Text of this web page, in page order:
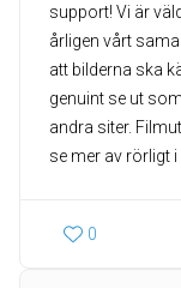
support! Vi är
årligen vårt
att bilderna ska
genuint se ut
andra siter.
se mer av rörligt i
0